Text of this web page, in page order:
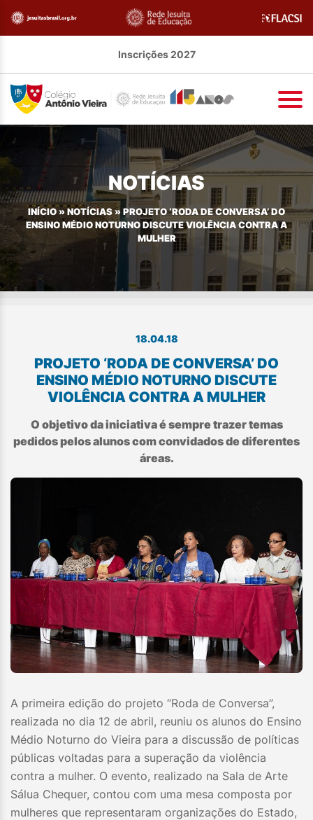
Inscrições 2027
NOTÍCIAS
INÍCIO » NOTÍCIAS» PROJETO ‘RODA DE CONVERSA’ DO
ENSINO MÉDIO NOTURNO DISCUTE VIOLÊNCIA CONTRA A
MULHER
18.04.18
PROJETO ‘RODA DE CONVERSA’ DO
ENSINO MÉDIO NOTURNO DISCUTE
VIOLÊNCIA CONTRA A MULHER
O objetivo da iniciativa é sempre trazer temas
pedidos pelos alunos com convidados de diferentes
áreas.
A primeira edição do projeto “Roda de Conversa”,
realizada no dia 12 de abril, reuniu os alunos do Ensino
Médio Noturno do Vieira para a discussão de políticas
públicas voltadas para a superação da violência
contra a mulher. O evento, realizado na Sala de Arte
Sálua Chequer, contou com uma mesa composta por
mulheres que representaram organizações do Estado,